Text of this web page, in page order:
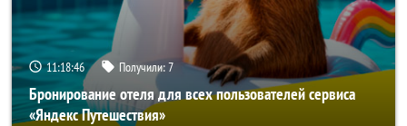
11:18:45 Получили:7
Бронирование отеля для всех пользователей сервиса
«Яндекс Путешествия»